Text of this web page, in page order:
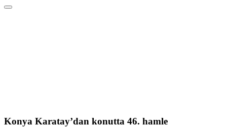
Konya Karatay’dan konutta 46. hamle